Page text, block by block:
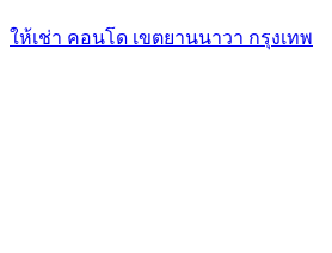
ให้เช่า คอนโด เขตยานนาวา กรุงเทพ